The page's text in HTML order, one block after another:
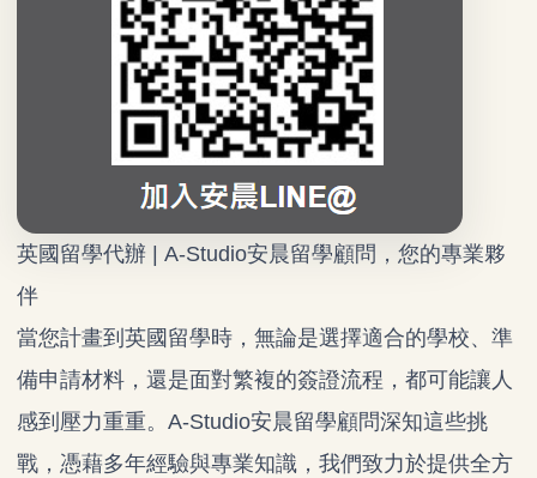
英國留學代辦 | A-Studio安晨留學顧問，您的專業夥
伴
當您計畫到英國留學時，無論是選擇適合的學校、準
備申請材料，還是面對繁複的簽證流程，都可能讓人
感到壓力重重。A-Studio安晨留學顧問深知這些挑
戰，憑藉多年經驗與專業知識，我們致力於提供全方